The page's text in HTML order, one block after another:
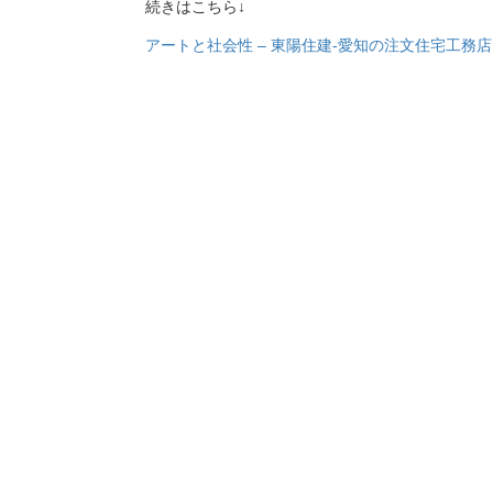
続きはこちら↓
アートと社会性 – 東陽住建-愛知の注文住宅工務